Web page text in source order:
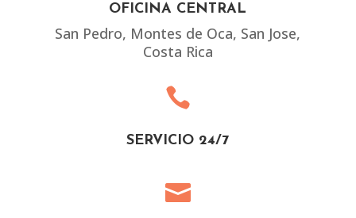
OFICINA CENTRAL
San Pedro, Montes de Oca, San Jose,
Costa Rica

SERVICIO 24/7
